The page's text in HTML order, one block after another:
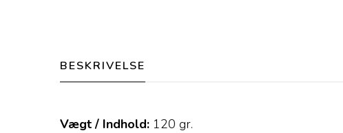
BESKRIVELSE
Vægt / Indhold: 120 gr.